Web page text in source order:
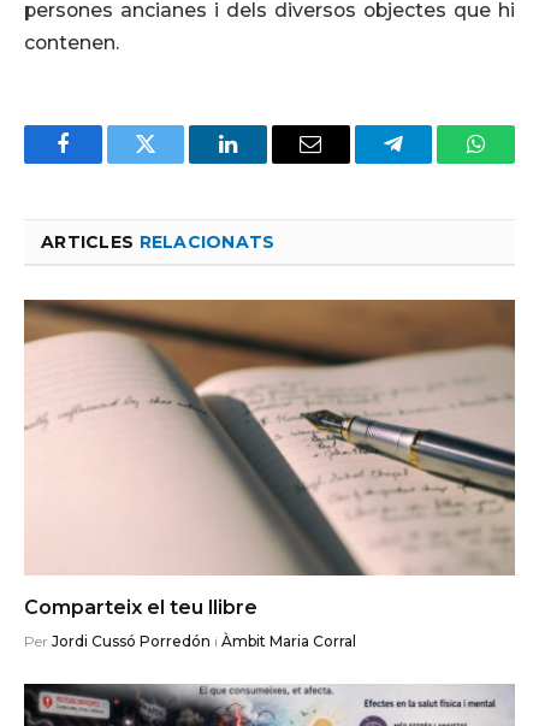
persones ancianes i dels diversos objectes que hi
contenen.
FacebookTwitter LinkedInEmail Telegram
ARTICLES RELACIONATS
Comparteix el teu llibre
Per Jordi Cussó Porredón i Àmbit Maria Corral